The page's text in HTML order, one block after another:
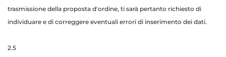
trasmissione della proposta d'ordine, ti sarà pertanto richiesto di
individuare e di correggere eventuali errori di inserimento dei dati.
2.5